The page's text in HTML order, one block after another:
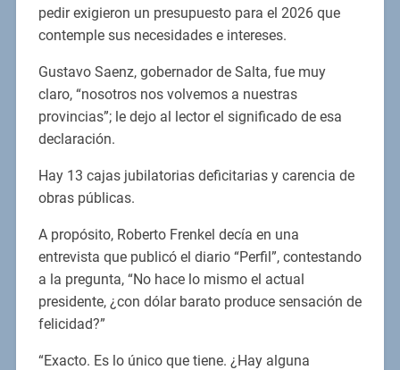
pedir exigieron un presupuesto para el 2026 que
contemple sus necesidades e intereses.
Gustavo Saenz, gobernador de Salta, fue muy
claro, “nosotros nos volvemos a nuestras
provincias”; le dejo al lector el significado de esa
declaración.
Hay 13 cajas jubilatorias deficitarias y carencia de
obras públicas.
A propósito, Roberto Frenkel decía en una
entrevista que publicó el diario “Perfil”, contestando
a la pregunta, “No hace lo mismo el actual
presidente, ¿con dólar barato produce sensación de
felicidad?”
“Exacto. Es lo único que tiene. ¿Hay alguna